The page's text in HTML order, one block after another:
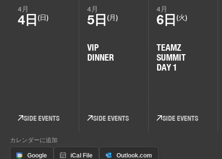
4月
4日 (日)
SIDE EVENTS
4月
5日 (月)
VIP
DINNER
SIDE EVENTS
4月
6日 (火)
TEAMZ
SUMMIT
DAY 1
SIDE EVENTS
カレンダーに追加